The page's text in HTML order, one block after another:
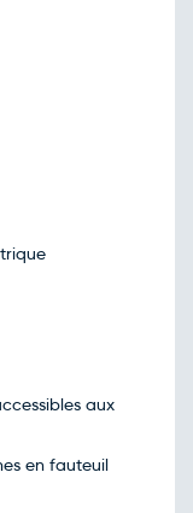
aux
en fauteuil